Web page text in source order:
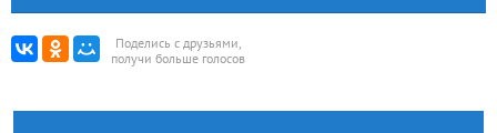
Поделись с друзьями,
получи больше голосов